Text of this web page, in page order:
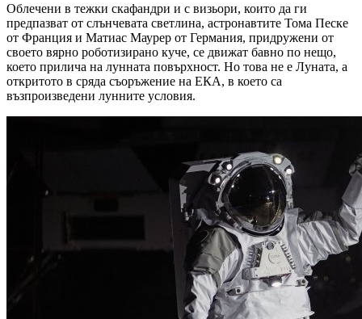
Облечени в тежки скафандри и с визьори, които да ги
предпазват от слънчевата светлина, астронавтите Тома Песке
от Франция и Матиас Маурер от Германия, придружени от
своето вярно роботизирано куче, се движат бавно по нещо,
което прилича на лунната повърхност. Но това не е Луната, а
откритото в сряда съоръжение на ЕКА, в което са
възпроизведени лунните условия.